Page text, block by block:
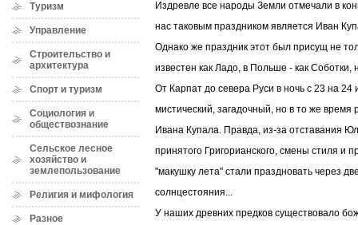
Туризм
Управление
Строительство и
архитектура
Спорт и туризм
Социология и
обществознание
Сельское лесное
хозяйство и
землепользование
Религия и мифология
Разное
Издревле все народы Земли отмечали в
нас таковым праздником является Иван
Однако же праздник этот был присущ не
известен как Ладо, в Польше - как
От Карпат до севера Руси в ночь с 23 на 24
мистический, загадочный, но в то же время
Ивана Купала. Правда, из-за отставания
принятого Григорианского, смены стиля и
"макушку лета" стали праздновать через
солнцестояния...
У наших древних предков существовало